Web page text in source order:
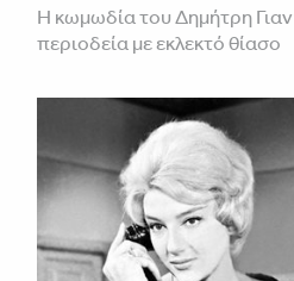
Η κωμωδία του Δημήτρη
περιοδεία με εκλεκτό θίασο